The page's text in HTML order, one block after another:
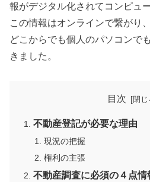
報がデジタル化されてコンピュ
この情報はオンラインで繋がり
どこからでも個人のパソコンで
きました。
目次
不動産登記が必要な理由
現況の把握
権利の主張
不動産調査に必須の４点情